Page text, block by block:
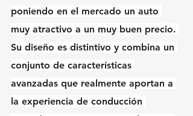
poniendo en el mercado un auto
muy atractivo a un muy buen precio.
Su diseño es distintivo y combina un
conjunto de características
avanzadas que realmente aportan a
la experiencia de conducción